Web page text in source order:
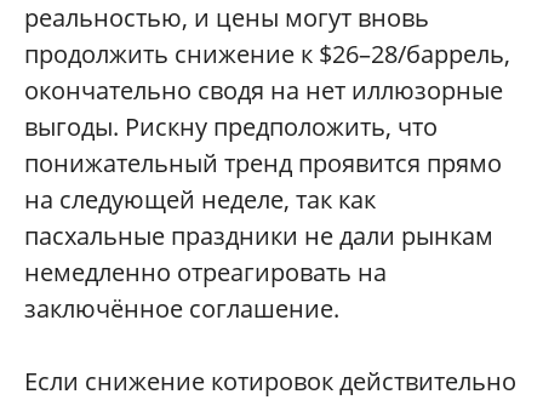
реальностью, и цены могут вновь
продолжить снижение к $26–28/баррель,
окончательно сводя на нет иллюзорные
выгоды. Рискну предположить, что
понижательный тренд проявится прямо
на следующей неделе, так как
пасхальные праздники не дали рынкам
немедленно отреагировать на
заключённое соглашение.
Если снижение котировок действительно